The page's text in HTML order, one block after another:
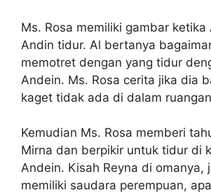
Ms. Rosa memiliki gambar ketika
Andin tidur. Al bertanya
memotret dengan yang tidur
Andein. Ms. Rosa cerita jika dia
kaget tidak ada di dalam
Kemudian Ms. Rosa memberi
Mirna dan berpikir untuk tidur di
Andein. Kisah Reyna di omanya,
memiliki saudara perempuan,